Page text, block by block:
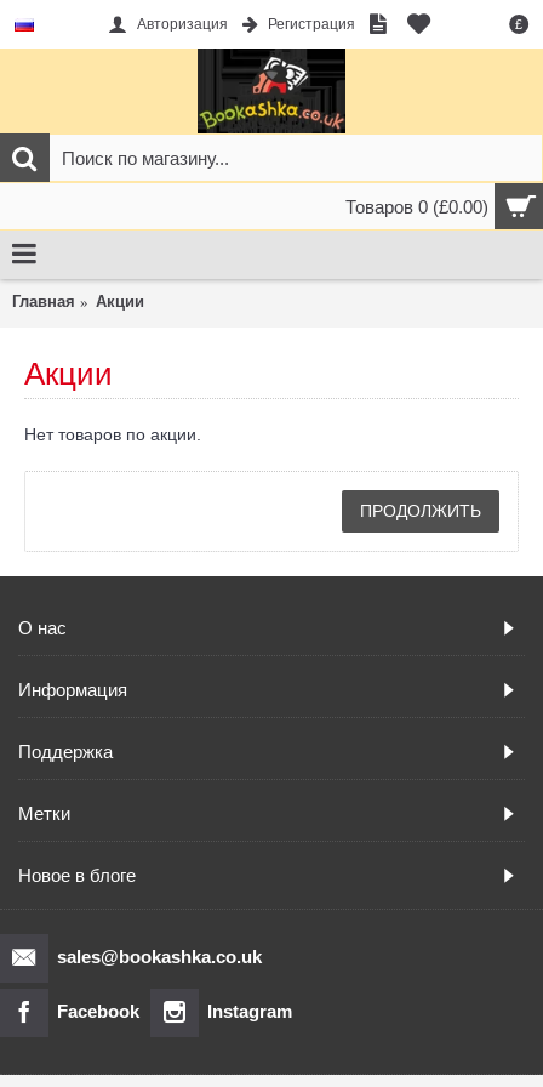
£
Авторизация Регистрация
Товаров 0 (£0.00)
Главная Акции
Акции
Нет товаров по акции.
ПРОДОЛЖИТЬ
О нас
Информация
Поддержка
Метки
Новое в блоге
sales@bookashka.co.uk
Facebook Instagram